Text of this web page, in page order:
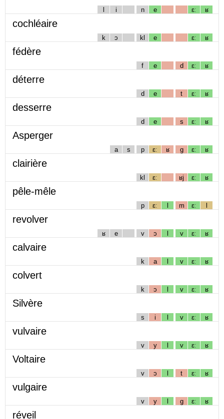
l i n e ɛː ʁ
cochléaire
k ɔ kl e ɛː ʁ
fédère
f e d ɛː ʁ
déterre
d e t ɛː ʁ
desserre
d e s ɛː ʁ
Asperger
a s p ɛː ʁ g ɛː ʁ
clairière
kl ɛː ʁj ɛː ʁ
pêle-mêle
p ɛː l m ɛː l
revolver
ʁ e v ɔ l v ɛː ʁ
calvaire
k a l v ɛː ʁ
colvert
k ɔ l v ɛː ʁ
Silvère
s i l v ɛː ʁ
vulvaire
v y l v ɛː ʁ
Voltaire
v ɔ l t ɛː ʁ
vulgaire
v y l g ɛː ʁ
réveil